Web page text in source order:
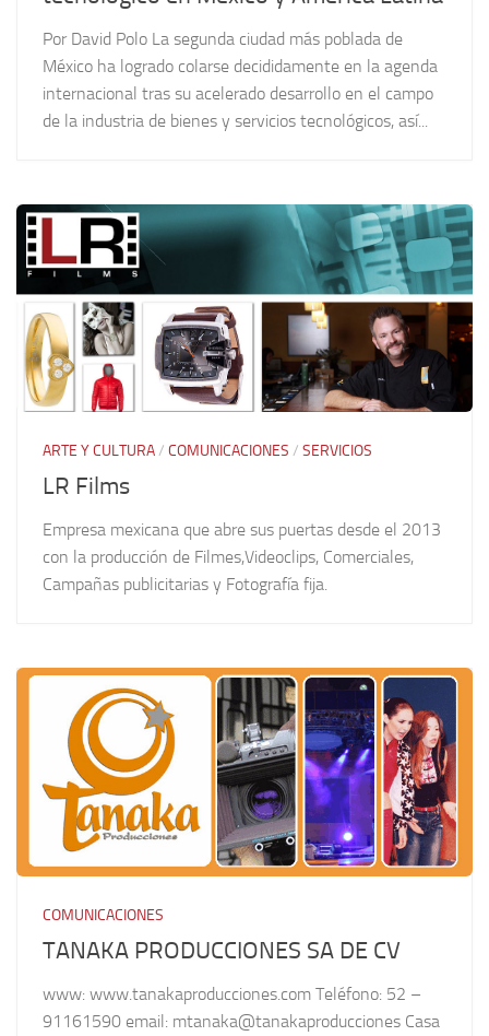
Por David Polo La segunda ciudad más poblada de
México ha logrado colarse decididamente en la agenda
internacional tras su acelerado desarrollo en el campo
de la industria de bienes y servicios tecnológicos, así...
ARTE Y CULTURA/ COMUNICACIONES / SERVICIOS
LR Films
Empresa mexicana que abre sus puertas desde el 2013
con la producción de Filmes,Videoclips, Comerciales,
Campañas publicitarias y Fotografía fija.
COMUNICACIONES
TANAKA PRODUCCIONES SA DE CV
www: www.tanakaproducciones.com Teléfono: 52 –
91161590 email: mtanaka@tanakaproducciones Casa